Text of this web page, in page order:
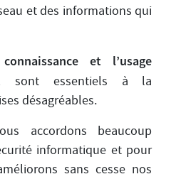
et des informations qui
et l’usage
sont essentiels à la
désagréables.
accordons beaucoup
informatique et pour
sans cesse nos